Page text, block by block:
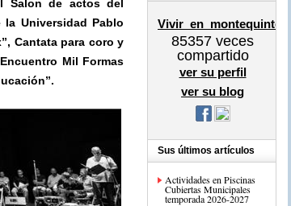
Salon de actos del
Universidad Pablo
Cantata para coro y
Mil Formas
Vivir_en_montequinto
85357 veces
compartido
ver su perfil
ver su blog
Sus últimos artículos
Actividades en Piscinas
Cubiertas Municipales
temporada 2026-2027